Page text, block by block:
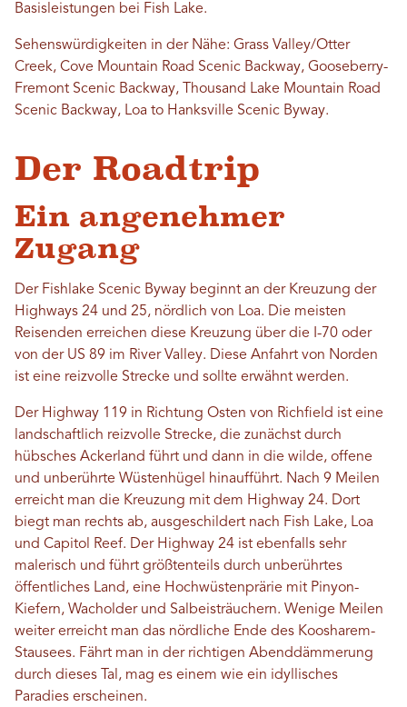
Basisleistungen bei Fish Lake.
Sehenswürdigkeiten in der Nähe: Grass Valley/Otter
Creek, Cove Mountain Road Scenic Backway, Gooseberry-
Fremont Scenic Backway, Thousand Lake Mountain Road
Scenic Backway, Loa to Hanksville Scenic Byway.
Der Roadtrip
Ein angenehmer
Zugang
Der Fishlake Scenic Byway beginnt an der Kreuzung der
Highways 24 und 25, nördlich von Loa. Die meisten
Reisenden erreichen diese Kreuzung über die I-70 oder
von der US 89 im River Valley. Diese Anfahrt von Norden
ist eine reizvolle Strecke und sollte erwähnt werden.
Der Highway 119 in Richtung Osten von Richfield ist eine
landschaftlich reizvolle Strecke, die zunächst durch
hübsches Ackerland führt und dann in die wilde, offene
und unberührte Wüstenhügel hinaufführt. Nach 9 Meilen
erreicht man die Kreuzung mit dem Highway 24. Dort
biegt man rechts ab, ausgeschildert nach Fish Lake, Loa
und Capitol Reef. Der Highway 24 ist ebenfalls sehr
malerisch und führt größtenteils durch unberührtes
öffentliches Land, eine Hochwüstenprärie mit Pinyon-
Kiefern, Wacholder und Salbeisträuchern. Wenige Meilen
weiter erreicht man das nördliche Ende des Koosharem-
Stausees. Fährt man in der richtigen Abenddämmerung
durch dieses Tal, mag es einem wie ein idyllisches
Paradies erscheinen.